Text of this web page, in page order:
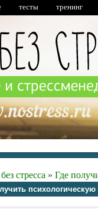
тесты тренинг
стресса » Где